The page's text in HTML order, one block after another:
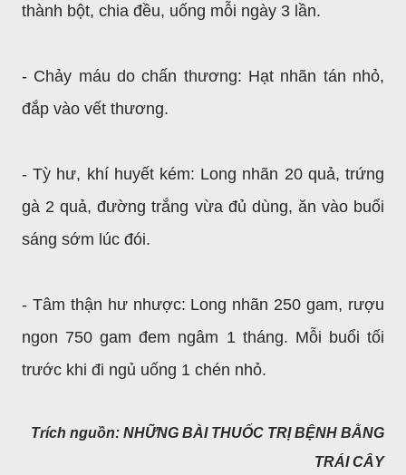
thành bột, chia đều, uống mỗi ngày 3 lần.
- Chảy máu do chấn thương: Hạt nhãn tán nhỏ,
đắp vào vết thương.
- Tỳ hư, khí huyết kém: Long nhãn 20 quả, trứng
gà 2 quả, đường trắng vừa đủ dùng, ăn vào buổi
sáng sớm lúc đói.
- Tâm thận hư nhược: Long nhãn 250 gam, rượu
ngon 750 gam đem ngâm 1 tháng. Mỗi buổi tối
trước khi đi ngủ uống 1 chén nhỏ.
Trích nguồn: NHỮNG BÀI THUỐC TRỊ BỆNH BẰNG
TRÁI CÂY